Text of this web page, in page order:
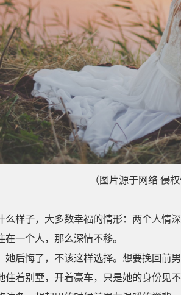
（图片源于网络 侵
么样子，大多数幸福的情形：两个人情
一个人，那么深情不移。
她后悔了，不该这样选择。想要挽回前
住着别墅，开着豪车，只是她的身份见